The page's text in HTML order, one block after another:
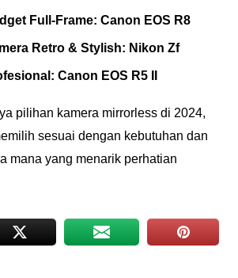
Full-Frame: Canon EOS R8
Retro & Stylish: Nikon Zf
Canon EOS R5 II
pilihan kamera mirrorless di 2024,
sesuai dengan kebutuhan dan
mana yang menarik perhatian